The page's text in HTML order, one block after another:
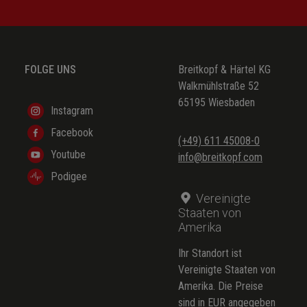
FOLGE UNS
Instagram
Facebook
Youtube
Podigee
Breitkopf & Härtel KG
Walkmühlstraße 52
65195 Wiesbaden
(+49) 611 45008-0
info@breitkopf.com
Vereinigte
Staaten von
Amerika
Ihr Standort ist
Vereinigte Staaten von
Amerika. Die Preise
sind in EUR angegeben